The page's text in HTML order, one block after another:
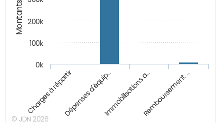
Charges à répartirDépenses d'équip…Immobilisations a…Remboursement …
0k
100k
200k
© JDN 2026